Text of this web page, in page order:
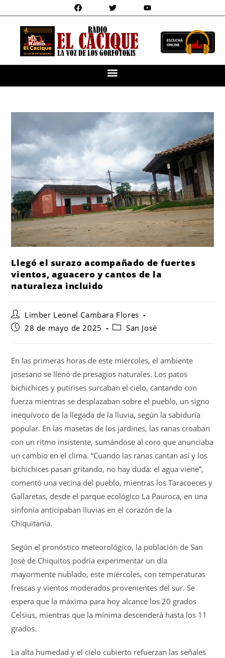
Llegó el surazo acompañado de fuertes
vientos, aguacero y cantos de la
naturaleza incluido
Limber Leonel Cambara Flores
28 de mayo de 2025
San José
En las primeras horas de este miércoles, el ambiente
josesano se llenó de presagios naturales. Los patos
bichichices y putirises surcaban el cielo, cantando con
fuerza mientras se desplazaban sobre el pueblo, un signo
inequívoco de la llegada de la lluvia, según la sabiduría
popular. En las masetas de los jardines, las ranas croaban
con un ritmo insistente, sumándose al coro que anunciaba
un cambio en el clima. “Cuando las ranas cantan así y los
bichichices pasan gritando, no hay duda: el agua viene”,
comentó una vecina del pueblo, mientras los Taracoeces y
Gallaretas, desde el parque ecológico La Pauroca, en una
sinfonía anticipaban lluvias en el corazón de la
Chiquitanía.
Según el pronóstico meteorológico, la población de San
José de Chiquitos podría experimentar un día
mayormente nublado, este miércoles, con temperaturas
frescas y vientos moderados provenientes del sur. Se
espera que la máxima para hoy alcance los 20 grados
Celsius, mientras que la mínima descenderá hasta los 11
grados.
La alta humedad y el cielo cubierto refuerzan las señales